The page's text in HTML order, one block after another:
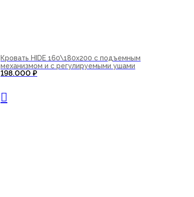
Кровать HIDE 160\180х200 с подъемным
механизмом и с регулируемыми ушами
198.000 ₽